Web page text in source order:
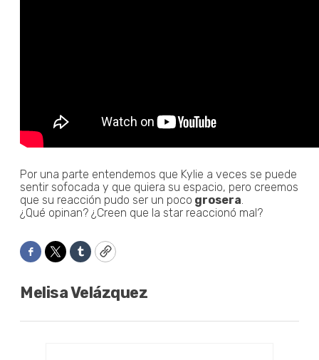
Por una parte entendemos que Kylie a veces se puede
sentir sofocada y que quiera su espacio, pero creemos
que su reacción pudo ser un poco grosera
¿Qué opinan? ¿Creen que la star reaccionó mal?
Facebook
TwitterTumblrCopy
Melisa Velázquez